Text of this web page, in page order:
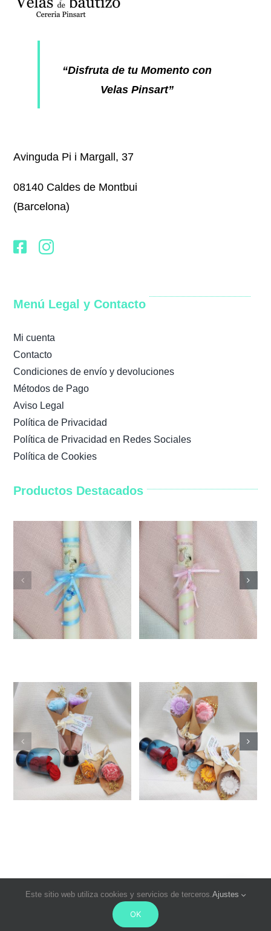
“Disfruta de tu Momento con
Velas Pinsart”
Avinguda Pi i Margall, 37
08140 Caldes de Montbui
(Barcelona)
Menú Legal y Contacto
Mi cuenta
Contacto
Condiciones de envío y devoluciones
Métodos de Pago
Aviso Legal
Política de Privacidad
Política de Privacidad en Redes Sociales
Política de Cookies
Productos Destacados
© Copyright 2021- 2026 | Cereria Pinsart. Todos los derechos
reservados
Este sitio web utiliza cookies y servicios de terceros.Ajustes
OK